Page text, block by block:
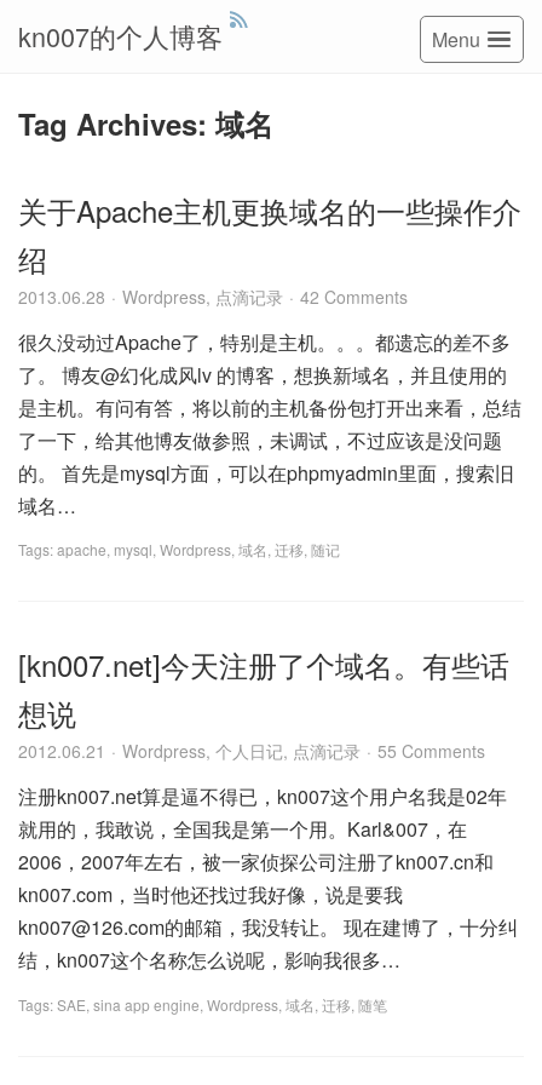
kn007的个人博客 Menu
Tag Archives: 域名
关于Apache主机更换域名的一些操作介
绍
2013.06.28 Wordpress, 点滴记录 42 Comments
很久没动过Apache了，特别是主机。。。都遗忘的差不多
了。 博友@幻化成风lv 的博客，想换新域名，并且使用的
是主机。有问有答，将以前的主机备份包打开出来看，总结
了一下，给其他博友做参照，未调试，不过应该是没问题
的。 首先是mysql方面，可以在phpmyadmin里面，搜索旧
域名…
Tags:apache mysql Wordpress 域名 迁移 随记
[kn007.net]今天注册了个域名。有些话
想说
2012.06.21 Wordpress, 个人日记, 点滴记录 55 Comments
注册kn007.net算是逼不得已，kn007这个用户名我是02年
就用的，我敢说，全国我是第一个用。Karl&007，在
2006，2007年左右，被一家侦探公司注册了kn007.cn和
kn007.com，当时他还找过我好像，说是要我
kn007@126.com的邮箱，我没转让。 现在建博了，十分纠
结，kn007这个名称怎么说呢，影响我很多…
Tags:SAE sina app engine Wordpress 域名 迁移 随笔